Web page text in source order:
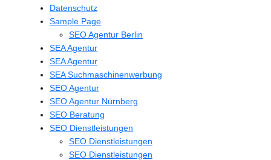
Datenschutz
Sample Page
SEO Agentur Berlin
SEA Agentur
SEA Agentur
SEA Suchmaschinenwerbung
SEO Agentur
SEO Agentur Nürnberg
SEO Beratung
SEO Dienstleistungen
SEO Dienstleistungen
SEO Dienstleistungen